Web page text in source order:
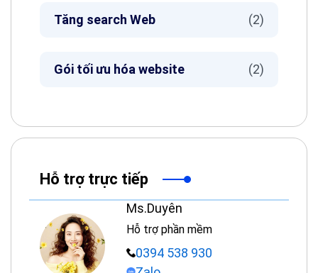
Tăng search Web (2)
Gói tối ưu hóa website (2)
Hỗ trợ trực tiếp
Ms.Duyên
Hỗ trợ phần mềm
0394 538 930